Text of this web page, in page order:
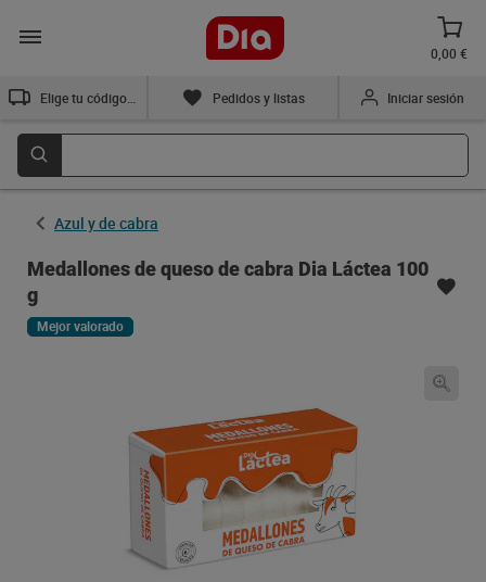
0,00 €
Pedidos y listas Iniciar sesión
Azul y de cabra
Medallones de queso de cabra Dia Láctea 100
g
Mejor valorado